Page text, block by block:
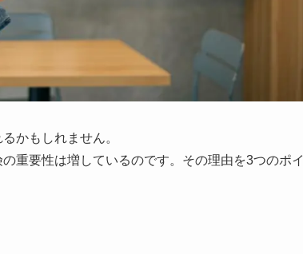
かもしれません。
重要性は増しているのです。その理由を3つのポイ